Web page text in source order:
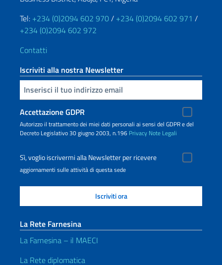
Tel: +234 (0)2094 602 970/ +234 (0)2094 602 971 /
+234 (0)2094 602 972
Contatti
Iscriviti alla nostra Newsletter
Inserisci la tua email
Accettazione GDPR
Autorizzo il trattamento dei miei dati personali ai sensi del GDPR e del
Decreto Legislativo 30 giugno 2003, n.196 Privacy Note Legali
Sì, voglio iscrivermi alla Newsletter per ricevere
aggiornamenti sulle attività di questa sede
La Rete Farnesina
La Farnesina – il MAECI
La Rete diplomatica